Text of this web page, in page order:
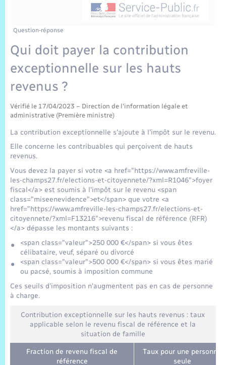
Risques naturels et technologiques
Permis détention de chien
Numéros utiles
Vidéoprotection
Infos communales
Journal municipal numérique
Publications
Arrêtés municipaux
Budget
Cadastre
La Communauté de Communes
Eure en Normandie
L’Eglise
Le Cimetière
Projets et Réalisations
Info Patrimoine communal
Elections et citoyenneté
Concessions funéraires
Déchets
EDF ENEDIS
Véolia – Eau Assainissement
Enfants – Jeunes
Numérique
Transports
Trafic routier
Météo
Sports et activités
Associations
Tourisme
Hébergement de loisirs
Bilan des 2 mandats : 2014 et 2020
Question-réponse
Qui doit payer la contribution
exceptionnelle sur les hauts
revenus ?
Vérifié le 17/04/2023 – Direction de l'information légale et
administrative (Première ministre)
La contribution exceptionnelle s'ajoute à l'impôt sur le revenu.
Elle concerne les contribuables qui perçoivent de hauts
revenus.
Vous devez la payer si votre <a href="https://www.amfreville-
les-champs27.fr/elections-et-citoyennete/?xml=R1046">foyer
fiscal</a> est soumis à l'impôt sur le revenu <span
class="miseenevidence">et</span> que votre <a
href="https://www.amfreville-les-champs27.fr/elections-et-
citoyennete/?xml=F13216">revenu fiscal de référence (RFR)
</a> dépasse les montants suivants :
<span class="valeur">250 000 €</span> si vous êtes
célibataire, veuf, séparé ou divorcé
<span class="valeur">500 000 €</span> si vous êtes marié
ou pacsé, soumis à imposition commune
Ces seuils d'imposition n'augmentent pas en cas de personne
à charge.
Contribution exceptionnelle sur les hauts revenus : taux
applicable selon le revenu fiscal de référence et la
situation de famille
Fraction de revenu fiscal de
référence
Taux pour une personne
seule